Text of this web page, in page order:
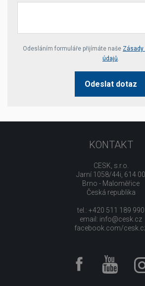
Your website *
Odesláním formuláře přijímáte naše Zásady
údajů.
Odeslat dotaz
KONTAKT
CESK, s.r.o.
Jarní 1058/44i, 614 00
Brno - Maloměřice
Česká republika
tel.: +420 511 189 990
email: info@cesk.cz
facebook.com/